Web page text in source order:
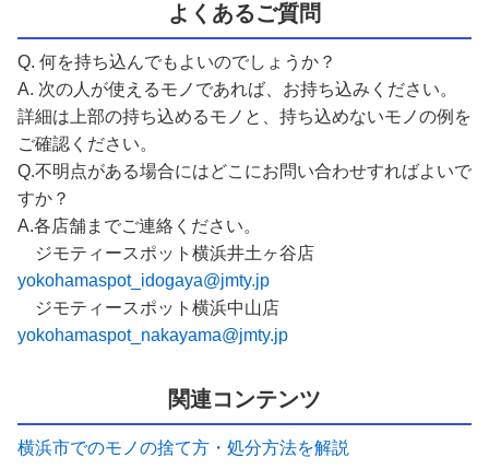
よくあるご質問
Q. 何を持ち込んでもよいのでしょうか？
A. 次の人が使えるモノであれば、お持ち込みください。
詳細は上部の持ち込めるモノと、持ち込めないモノの例を
ご確認ください。
Q.不明点がある場合にはどこにお問い合わせすればよいで
すか？
A.各店舗までご連絡ください。
ジモティースポット横浜井土ヶ谷店
yokohamaspot_idogaya@jmty.jp
ジモティースポット横浜中山店
yokohamaspot_nakayama@jmty.jp
関連コンテンツ
横浜市でのモノの捨て方・処分方法を解説